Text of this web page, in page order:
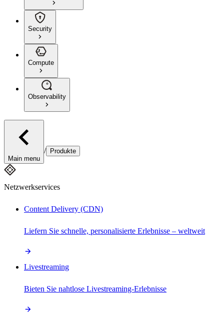
Security
Compute
Observability
Main menu
/ Produkte
Netzwerkservices
Content Delivery (CDN)
Liefern Sie schnelle, personalisierte Erlebnisse – weltweit
Livestreaming
Bieten Sie nahtlose Livestreaming-Erlebnisse